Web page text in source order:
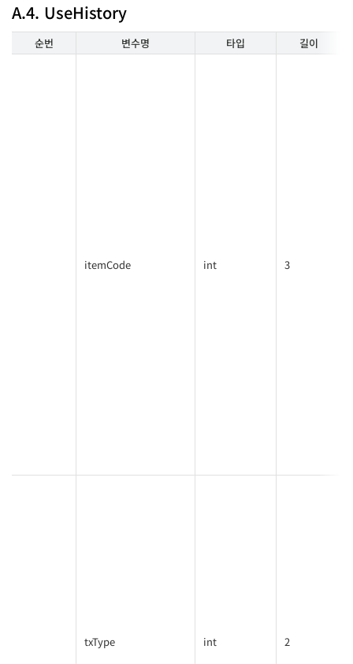
A.4. UseHistory
순번 변수명 타입 길이
itemCode int 3
txType int 2